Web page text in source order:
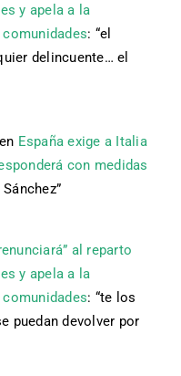
y apela a la
: “el
delincuente… el
en España exige a Italia
con medidas
”
al reparto
y apela a la
: “te los
puedan devolver por